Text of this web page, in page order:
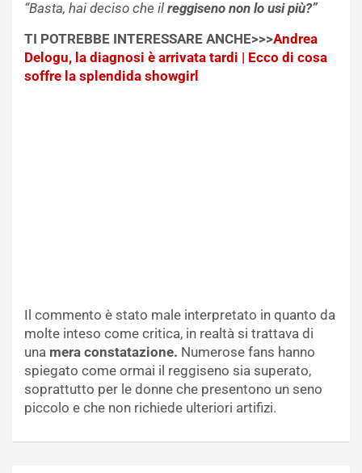
“Basta, hai deciso che il reggiseno non lo usi più?”
TI POTREBBE INTERESSARE ANCHE>>>Andrea
Delogu, la diagnosi è arrivata tardi | Ecco di cosa
soffre la splendida showgirl
Il commento è stato male interpretato in quanto da
molte inteso come critica, in realtà si trattava di
una mera constatazione. Numerose fans hanno
spiegato come ormai il reggiseno sia superato,
soprattutto per le donne che presentono un seno
piccolo e che non richiede ulteriori artifizi.